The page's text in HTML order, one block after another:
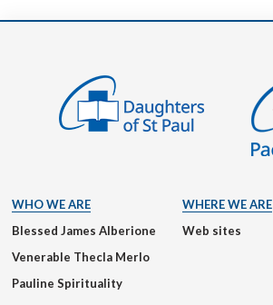
WHO WE ARE
Blessed James Alberione
Venerable Thecla Merlo
Pauline Spirituality
WHERE WE ARE
Web sites